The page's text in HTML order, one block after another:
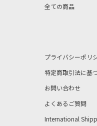
全ての商品
プライバシーポリ
特定商取引法に基
お問い合わせ
よくあるご質問
International